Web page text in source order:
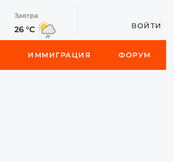
Завтра
26 °C ВОЙТИ
ИММИГРАЦИЯ ФОРУМ